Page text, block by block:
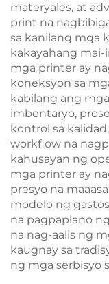
materyales, at
print na
sa kanilang mga
kakayahang
mga printer ay
koneksyon sa
kabilang ang
imbentaryo,
kontrol sa
workflow na
kahusayan ng
mga printer ay
presyo na
modelo ng
na pagpaplano
na nag-aalis ng
kaugnay sa
ng mga serbisyo